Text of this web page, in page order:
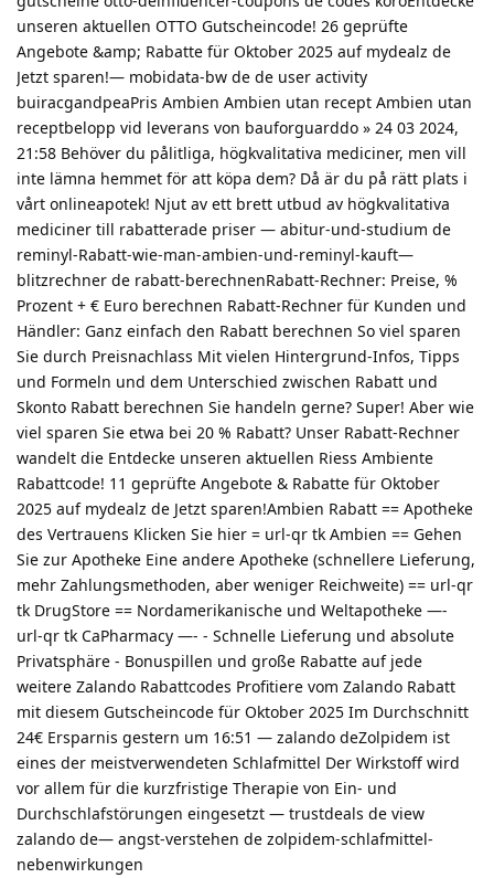
unseren aktuellen OTTO Gutscheincode! 26 geprüfte
Angebote &amp; Rabatte für Oktober 2025 auf mydealz de
Jetzt sparen!— mobidata-bw de de user activity
buiracgandpeaPris Ambien Ambien utan recept Ambien utan
receptbelopp vid leverans von bauforguarddo » 24 03 2024,
21:58 Behöver du pålitliga, högkvalitativa mediciner, men vill
inte lämna hemmet för att köpa dem? Då är du på rätt plats i
vårt onlineapotek! Njut av ett brett utbud av högkvalitativa
mediciner till rabatterade priser — abitur-und-studium de
reminyl-Rabatt-wie-man-ambien-und-reminyl-kauft—
blitzrechner de rabatt-berechnenRabatt-Rechner: Preise, %
Prozent + € Euro berechnen Rabatt-Rechner für Kunden und
Händler: Ganz einfach den Rabatt berechnen So viel sparen
Sie durch Preisnachlass Mit vielen Hintergrund-Infos, Tipps
und Formeln und dem Unterschied zwischen Rabatt und
Skonto Rabatt berechnen Sie handeln gerne? Super! Aber wie
viel sparen Sie etwa bei 20 % Rabatt? Unser Rabatt-Rechner
wandelt die Entdecke unseren aktuellen Riess Ambiente
Rabattcode! 11 geprüfte Angebote & Rabatte für Oktober
2025 auf mydealz de Jetzt sparen!Ambien Rabatt == Apotheke
des Vertrauens Klicken Sie hier = url-qr tk Ambien == Gehen
Sie zur Apotheke Eine andere Apotheke (schnellere Lieferung,
mehr Zahlungsmethoden, aber weniger Reichweite) == url-qr
tk DrugStore == Nordamerikanische und Weltapotheke —-
url-qr tk CaPharmacy —- - Schnelle Lieferung und absolute
Privatsphäre - Bonuspillen und große Rabatte auf jede
weitere Zalando Rabattcodes Profitiere vom Zalando Rabatt
mit diesem Gutscheincode für Oktober 2025 Im Durchschnitt
24€ Ersparnis gestern um 16:51 — zalando deZolpidem ist
eines der meistverwendeten Schlafmittel Der Wirkstoff wird
vor allem für die kurzfristige Therapie von Ein- und
Durchschlafstörungen eingesetzt — trustdeals de view
zalando de— angst-verstehen de zolpidem-schlafmittel-
nebenwirkungen